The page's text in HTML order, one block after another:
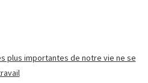
plus importantes de notre vie ne se